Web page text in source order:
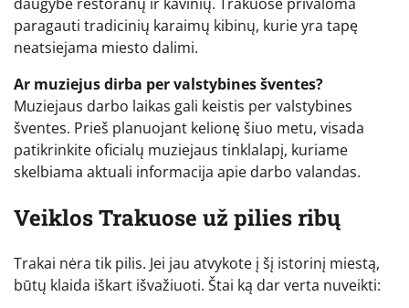
paragauti tradicinių karaimų kibinų, kurie yra tapę
neatsiejama miesto dalimi.
Ar muziejus dirba per valstybines šventes?
Muziejaus darbo laikas gali keistis per valstybines
šventes. Prieš planuojant kelionę šiuo metu, visada
patikrinkite oficialų muziejaus tinklalapį, kuriame
skelbiama aktuali informacija apie darbo valandas.
Veiklos Trakuose už pilies ribų
Trakai nėra tik pilis. Jei jau atvykote į šį istorinį miestą,
būtų klaida iškart išvažiuoti. Štai ką dar verta nuveikti: